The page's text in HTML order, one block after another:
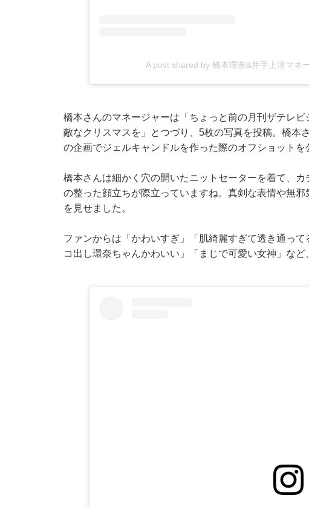
A post shared by 橋本環奈&井手上漠マネ
橋本さんのマネージャーは「ちょっと前の月刊ザテレ
敵なクリスマスを」とつづり、5枚の写真を投稿。橋本
の企画でジェルキャンドルを作った際のオフショットを
橋本さんは細かく穴の開いたニットセーターを着て、
の整った顔立ちが際立っていますね。真剣な表情や無
を見せました。
ファンからは「かわいすぎ」「肌綺麗すぎて透き通っ
コ出し環奈ちゃんかわいい」「まじで可愛い女神」など